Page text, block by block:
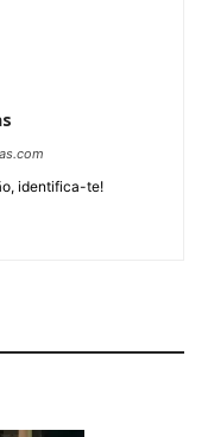
identifica-te!